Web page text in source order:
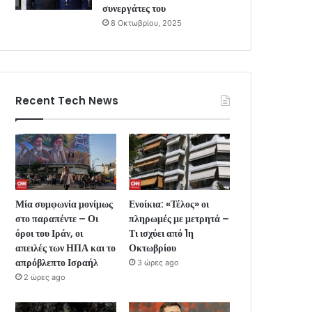
συνεργάτες του
8 Οκτωβρίου, 2025
Recent Tech News
Μία συμφωνία μονίμως
στο παραπέντε – Οι
όροι του Ιράν, οι
απειλές των ΗΠΑ και το
απρόβλεπτο Ισραήλ
2 ώρες ago
Ενοίκια: «Τέλος» οι
πληρωμές με μετρητά –
Τι ισχύει από 1η
Οκτωβρίου
3 ώρες ago